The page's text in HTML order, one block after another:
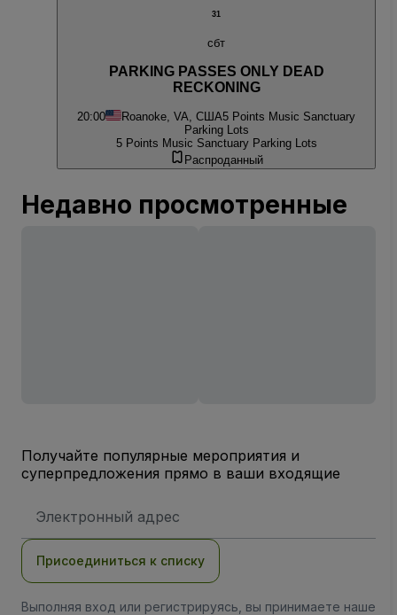
31
сбт
PARKING PASSES ONLY DEAD
RECKONING
20:00 Roanoke, VA, США5 Points Music Sanctuary
Parking Lots
5 Points Music Sanctuary Parking Lots
Распроданный
Недавно просмотренные
Получайте популярные мероприятия и
суперпредложения прямо в ваши входящие
электронной
Присоединиться к списку
Выполняя вход или регистрируясь, вы принимаете наше